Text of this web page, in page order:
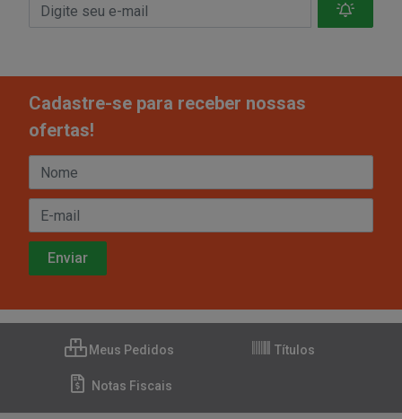
Cadastre-se para receber nossas
ofertas!
Meus Pedidos Títulos
Notas Fiscais